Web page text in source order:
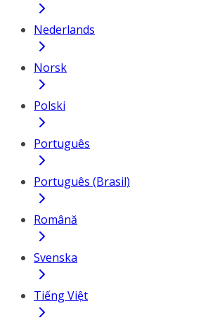
Nederlands
Norsk
Polski
Português
Português (Brasil)
Română
Svenska
Tiếng Việt